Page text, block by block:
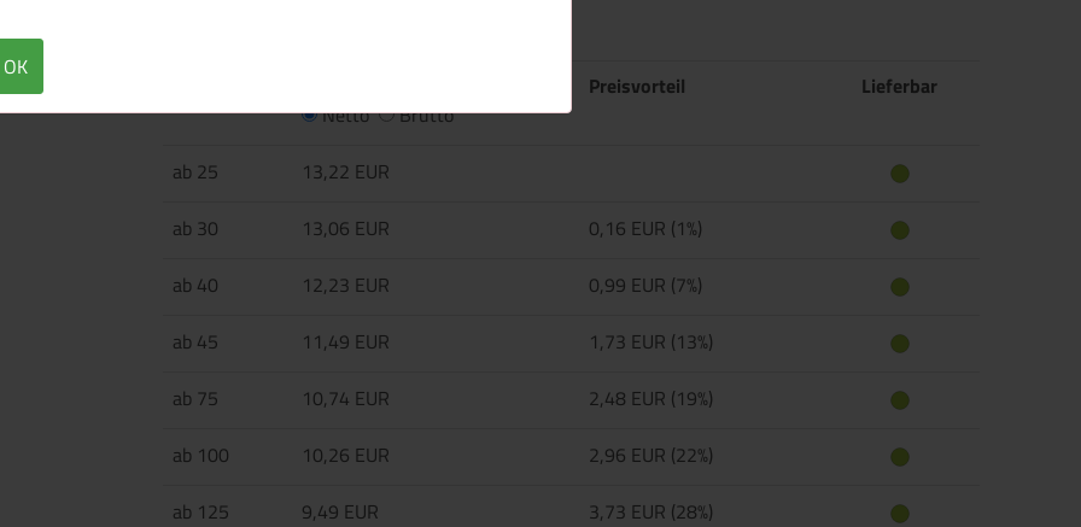
OK
Netto
Brutto
Preisvorteil Lieferbar
ab 25
13,22 EUR
ab 30
13,06 EUR
0,16 EUR (1%)
ab 40
12,23 EUR
0,99 EUR (7%)
ab 45
11,49 EUR
1,73 EUR (13%)
ab 75
10,74 EUR
2,48 EUR (19%)
ab 100
10,26 EUR
2,96 EUR (22%)
ab 125
9,49 EUR
3,73 EUR (28%)